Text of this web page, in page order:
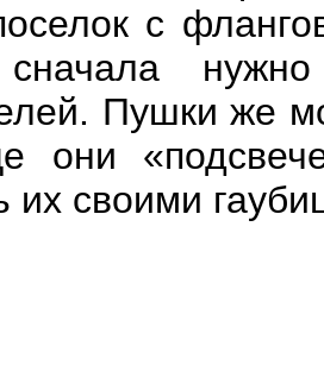
с
Пушки же
они
их своими